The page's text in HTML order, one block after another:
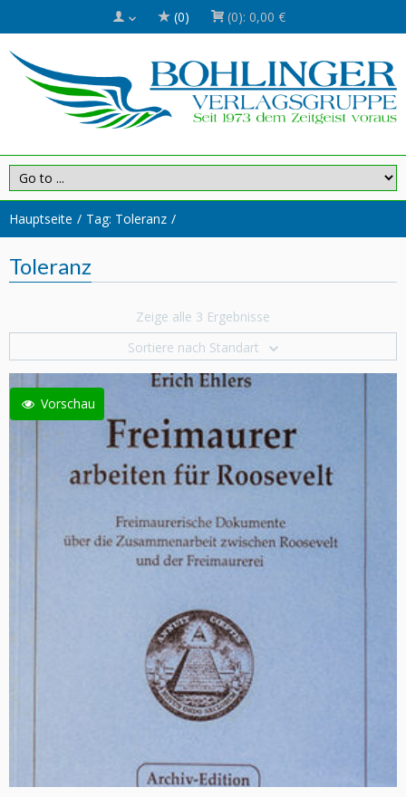
(0) (0): 0,00 €
Hauptseite Tag: Toleranz
Toleranz
Zeige alle 3 Ergebnisse
Sortiere nach Standart
Vorschau